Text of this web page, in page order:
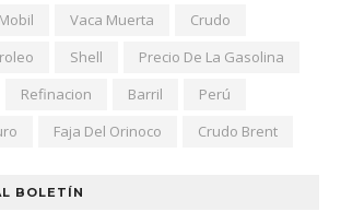
Vaca Muerta
Crudo
Shell
Precio De La Gasolina
Refinacion Barril
Perú
Faja Del Orinoco Crudo Brent
BOLETÍN